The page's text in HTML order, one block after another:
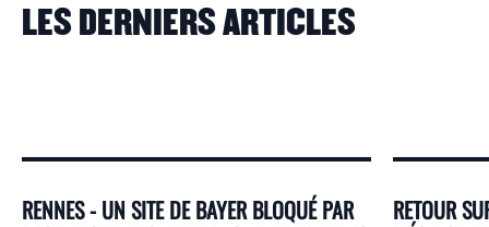
LES DERNIERS ARTICLES
RENNES - UN SITE DE BAYER BLOQUÉ PAR
RETOUR